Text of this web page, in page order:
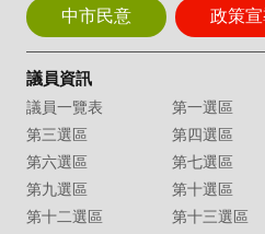
中市民意 政策
議員資訊
議員一覽表 第一選區
第三選區
第四選區
第六選區
第七選區
第九選區
第十選區
第十二選區
第十三選區